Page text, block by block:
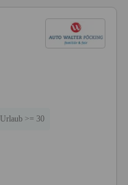
Urlaub >= 30